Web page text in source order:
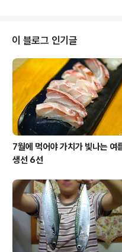
치를 잡아 올리는 재미가 쏠쏠하기 때
치낚시를 업으로 삼고 갈치를 되팔아
도 있습니다. 잘 잡는 사람의 경우 하
상 건져 올리기에 가능한 일입니다.
받습니다. 주말이면 낚시를 가겠다던
아 보여도 갈치낚시를 가겠다..
이 블로그 인기글
7월에 먹어야 가치가 빛나는 여
생선 6선